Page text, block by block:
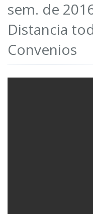
sem. de
Distancia
Convenios